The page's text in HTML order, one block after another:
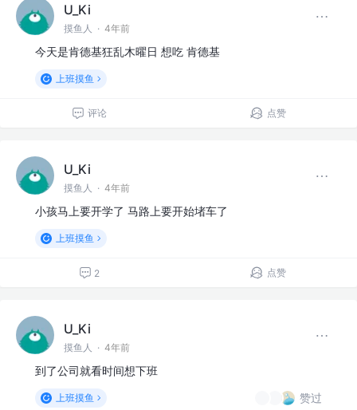
U_Ki
摸鱼人 · 4年前
今天是肯德基狂乱木曜日 想吃 肯德基
上班摸鱼
评论 点赞
U_Ki
摸鱼人 · 4年前
小孩马上要开学了 马路上要开始堵车了
上班摸鱼
2 点赞
U_Ki
摸鱼人 · 4年前
到了公司就看时间想下班
上班摸鱼 赞过